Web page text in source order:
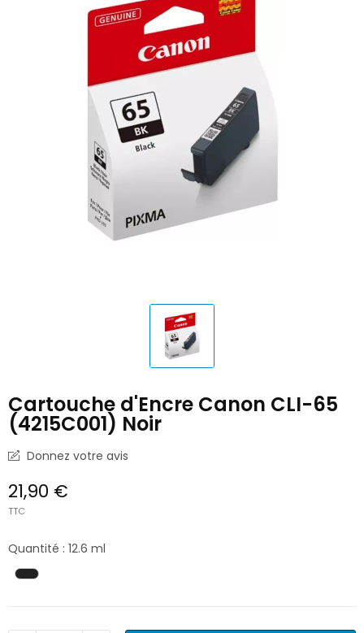
Cartouche d'Encre Canon CLI-65
(4215C001) Noir
Donnez votre avis
21,90 €
TTC
Quantité : 12.6 ml